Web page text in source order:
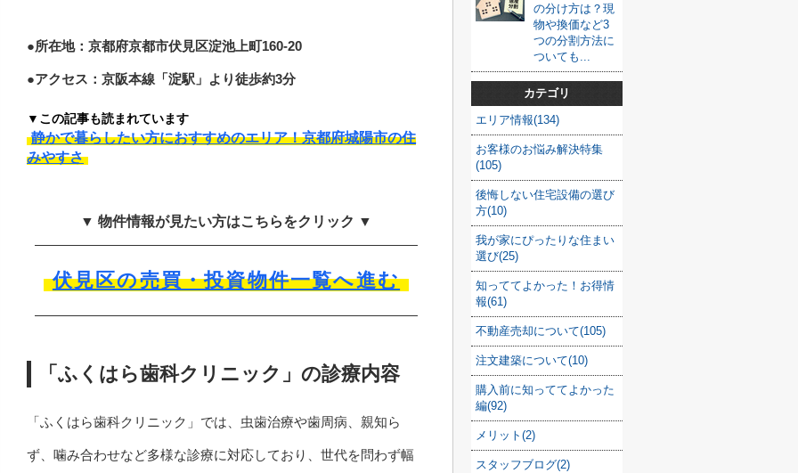
●所在地：京都府京都市伏見区淀池上町160-20
●アクセス：京阪本線「淀駅」より徒歩約3分
▼この記事も読まれています
静かで暮らしたい方におすすめのエリア！京都府城陽市の住
みやすさ
▼ 物件情報が見たい方はこちらをクリック ▼
伏見区の売買・投資物件一覧へ進む
「ふくはら歯科クリニック」の診療内容
「ふくはら歯科クリニック」では、虫歯治療や歯周病、親知ら
ず、噛み合わせなど多様な診療に対応しており、世代を問わず幅
の分け方は？現
物や換価など3
つの分割方法に
ついても...
カテゴリ
エリア情報(134)
お客様のお悩み解決特集
(105)
後悔しない住宅設備の選び
方(10)
我が家にぴったりな住まい
選び(25)
知っててよかった！お得情
報(61)
不動産売却について(105)
注文建築について(10)
購入前に知っててよかった
編(92)
メリット(2)
スタッフブログ(2)